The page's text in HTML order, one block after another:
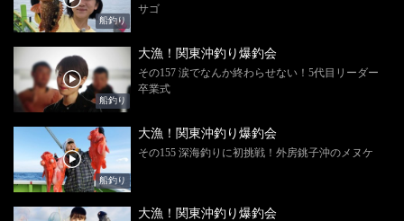
船釣り
サゴ
船釣り
大漁！関東沖釣り爆釣会
その157 涙でなんか終わらせない！5代目リーダー
卒業式
船釣り
大漁！関東沖釣り爆釣会
その155 深海釣りに初挑戦！外房銚子沖のメヌケ
大漁！関東沖釣り爆釣会